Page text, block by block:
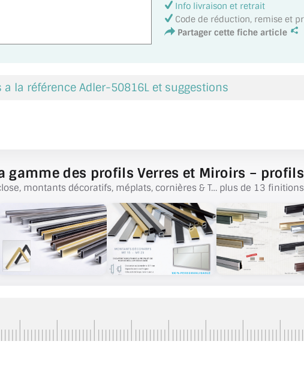
Info livraison et retrait
Code de réduction, remise et
Partager cette fiche article
la référence Adler-50816L et suggestions
gamme des profils Verres et Miroirs –
montants décoratifs, méplats, cornières & T… plus de 13